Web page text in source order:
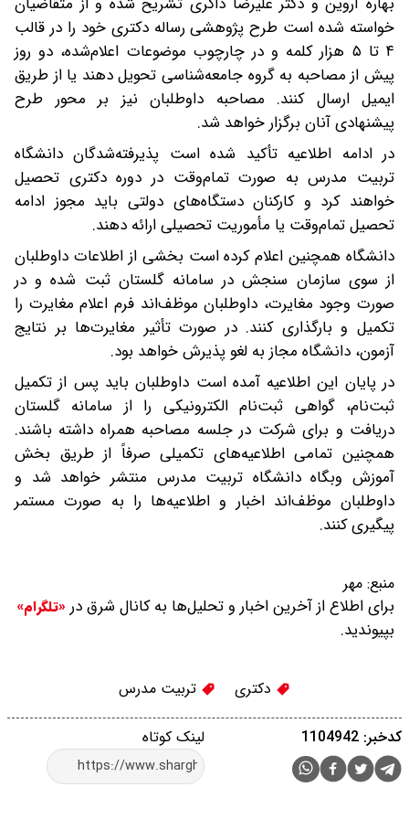
خواسته شده است طرح پژوهشی رساله دکتری خود را در قالب
۴ تا ۵ هزار کلمه و در چارچوب موضوعات اعلام‌شده، دو روز
پیش از مصاحبه به گروه جامعه‌شناسی تحویل دهند یا از طریق
ایمیل ارسال کنند. مصاحبه داوطلبان نیز بر محور طرح
پیشنهادی آنان برگزار خواهد شد.
در ادامه اطلاعیه تأکید شده است پذیرفته‌شدگان دانشگاه
تربیت مدرس به صورت تمام‌وقت در دوره دکتری تحصیل
خواهند کرد و کارکنان دستگاه‌های دولتی باید مجوز ادامه
تحصیل تمام‌وقت یا مأموریت تحصیلی ارائه دهند.
دانشگاه همچنین اعلام کرده است بخشی از اطلاعات داوطلبان
از سوی سازمان سنجش در سامانه گلستان ثبت شده و در
صورت وجود مغایرت، داوطلبان موظف‌اند فرم اعلام مغایرت را
تکمیل و بارگذاری کنند. در صورت تأثیر مغایرت‌ها بر نتایج
آزمون، دانشگاه مجاز به لغو پذیرش خواهد بود.
در پایان این اطلاعیه آمده است داوطلبان باید پس از تکمیل
ثبت‌نام، گواهی ثبت‌نام الکترونیکی را از سامانه گلستان
دریافت و برای شرکت در جلسه مصاحبه همراه داشته باشند.
همچنین تمامی اطلاعیه‌های تکمیلی صرفاً از طریق بخش
آموزش وبگاه دانشگاه تربیت مدرس منتشر خواهد شد و
داوطلبان موظف‌اند اخبار و اطلاعیه‌ها را به صورت مستمر
پیگیری کنند.
منبع: مهر
برای اطلاع از آخرین اخبار و تحلیل‌ها به کانال شرق در «تلگرام»
بپیوندید.
دکتری تربیت مدرس
لینک کوتاه کدخبر: 1104942